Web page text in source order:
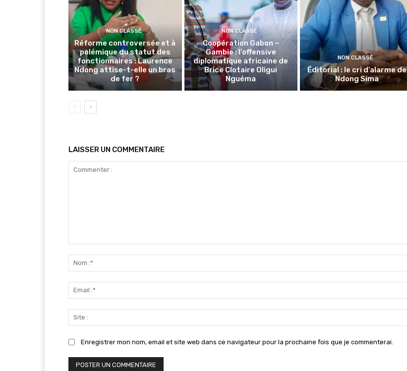
NON CLASSÉ
Réforme controversée et à
polémique du statut des
fonctionnaires : Laurence
Ndong attise-t-elle un bras
de fer ?
NON CLASSÉ
Coopération Gabon –
Gambie : l’offensive
diplomatique africaine de
Brice Clotaire Oligui
Nguéma
NON CLASSÉ
Éditorial : le cri d’alarme de
Ndong Sima
LAISSER UN COMMENTAIRE
Enregistrer mon nom, email et site web dans ce navigateur pour la prochaine fois que je commenterai.